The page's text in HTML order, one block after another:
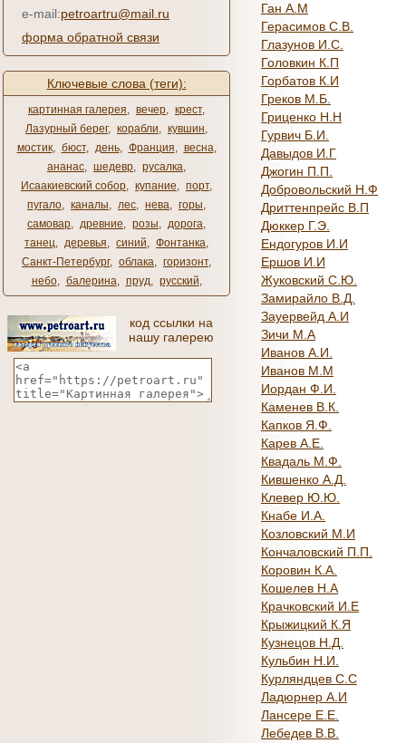
e-mail:petroartru@mail.ru
форма обратной связи
Ключевые слова (теги):
картинная галерея, вечер, крест,
Лазурный берег, корабли, кувшин,
мостик, бюст, день, Франция, весна,
ананас, шедевр, русалка,
Исаакиевский собор, купание, порт,
пугало, каналы, лес, нева, горы,
самовар, древние, розы, дорога,
танец, деревья, синий, Фонтанка,
Санкт-Петербург, облака, горизонт,
небо, балерина, пруд, русский,
код ссылки на
нашу галерею
Ган А.М
Герасимов С.В.
Глазунов И.С.
Головкин К.П
Горбатов К.И
Греков М.Б.
Гриценко Н.Н
Гурвич Б.И.
Давыдов И.Г
Джогин П.П.
Добровольский Н.Ф
Дриттенпрейс В.П
Дюккер Г.Э.
Ендогуров И.И
Ершов И.И
Жуковский С.Ю.
Замирайло В.Д.
Зауервейд А.И
Зичи М.А
Иванов А.И.
Иванов М.М
Иордан Ф.И.
Каменев В.К.
Капков Я.Ф.
Карев А.Е.
Квадаль М.Ф.
Кившенко А.Д.
Клевер Ю.Ю.
Кнабе И.А.
Козловский М.И
Кончаловский П.П.
Коровин К.А.
Кошелев Н.А
Крачковский И.Е
Крыжицкий К.Я
Кузнецов Н.Д.
Кульбин Н.И.
Курляндцев С.С
Ладюрнер А.И
Лансере Е.Е.
Лебедев В.В.